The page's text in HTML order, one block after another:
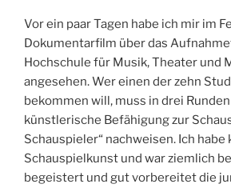
Vor ein paar Tagen habe ich mir im
Dokumentarfilm über das
Hochschule für Musik, Theater und
angesehen. Wer einen der zehn
bekommen will, muss in drei
künstlerische Befähigung zur
Schauspieler“ nachweisen. Ich habe
Schauspielkunst und war ziemlich
begeistert und gut vorbereitet die